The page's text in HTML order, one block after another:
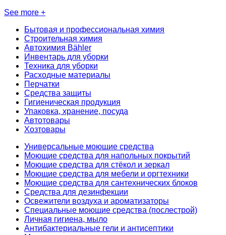
See more +
Бытовая и профессиональная химия
Строительная химия
Автохимия Bähler
Инвентарь для уборки
Техника для уборки
Расходные материалы
Перчатки
Средства защиты
Гигиеническая продукция
Упаковка, хранение, посуда
Автотовары
Хозтовары
Универсальные моющие средства
Моющие средства для напольных покрытий
Моющие средства для стёкол и зеркал
Моющие средства для мебели и оргтехники
Моющие средства для сантехнических блоков
Средства для дезинфекции
Освежители воздуха и ароматизаторы
Специальные моющие средства (послестрой)
Личная гигиена, мыло
Антибактериальные гели и антисептики